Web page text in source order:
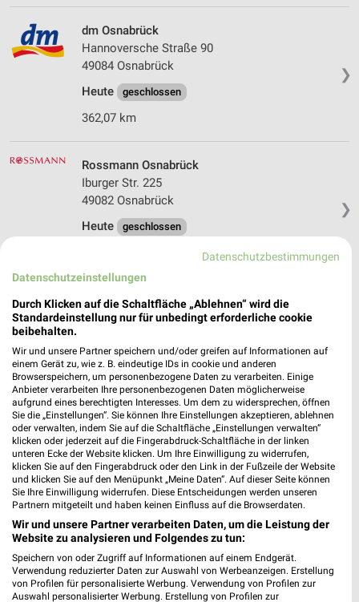
❯
dm Osnabrück
Hannoversche Straße 90
49084 Osnabrück
Heute
geschlossen
362,07 km
❯
Rossmann Osnabrück
Iburger Str. 225
49082 Osnabrück
Heute
geschlossen
363,62 km • Angebote: 3 Prospekte
Rossmann Osnabrück
Am Wulfter Turm 2 A
Heute
geschlossen
365,67 km • Angebote: 3 Prospekte
Rossmann Belm
Marktring 18-22
49191 Belm
Heute geschlossen
358,76 km • Angebote: 3 Prospekte
Rossmann Hasbergen
Feuerwache 14
Datenschutzbestimmungen
Datenschutzeinstellungen
Durch Klicken auf die Schaltfläche „Ablehnen“ wird die
Standardeinstellung nur für unbedingt erforderliche cookie
beibehalten.
Wir und unsere Partner speichern und/oder greifen auf Informationen auf
einem Gerät zu, wie z. B. eindeutige IDs in cookie und anderen
Browserspeichern, um personenbezogene Daten zu verarbeiten. Einige
Anbieter verarbeiten Ihre personenbezogenen Daten möglicherweise
aufgrund eines berechtigten Interesses. Um dem zu widersprechen, öffnen
Sie die „Einstellungen“. Sie können Ihre Einstellungen akzeptieren, ablehnen
oder verwalten, indem Sie auf die Schaltfläche „Einstellungen verwalten“
klicken oder jederzeit auf die Fingerabdruck-Schaltfläche in der linken
unteren Ecke der Website klicken. Um Ihre Einwilligung zu widerrufen,
klicken Sie auf den Fingerabdruck oder den Link in der Fußzeile der Website
und klicken Sie auf den Menüpunkt „Meine Daten“. Auf dieser Seite können
Sie Ihre Einwilligung widerrufen. Diese Entscheidungen werden unseren
Partnern mitgeteilt und haben keinen Einfluss auf die Browserdaten.
Wir und unsere Partner verarbeiten Daten, um die Leistung der
Website zu analysieren und Folgendes zu tun:
Speichern von oder Zugriff auf Informationen auf einem Endgerät.
Verwendung reduzierter Daten zur Auswahl von Werbeanzeigen. Erstellung
von Profilen für personalisierte Werbung. Verwendung von Profilen zur
Auswahl personalisierter Werbung. Erstellung von Profilen zur